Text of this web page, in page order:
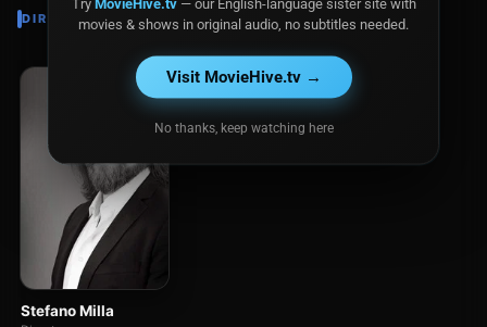
DIRECTOR
Stefano Milla
Try MovieHive.tv— our English-language sister site with
movies & shows in original audio, no subtitles needed.
Visit MovieHive.tv →
No thanks, keep watching here